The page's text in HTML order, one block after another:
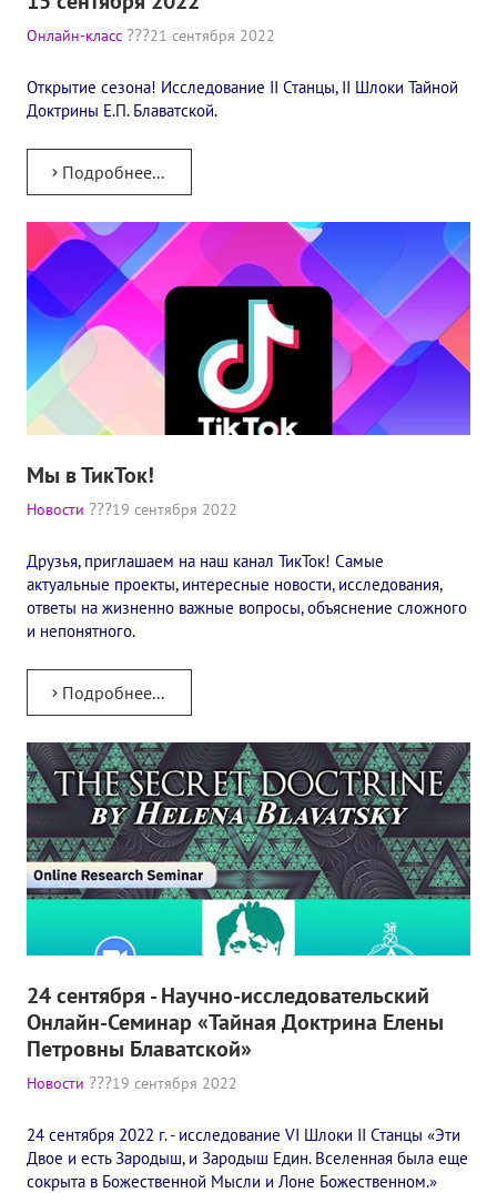
Конкурс городов России на право проведения
Олимпиада культуры под Знаменем Мира
МЕЖДУНАРОДНЫЙ ЦЕНТР ТЕОСОФИИ
ШКОЛА ТЕОСОФИИ
О школе Теософии
Открытая школа теософии
Фотоматериалы
Видео
Книги
Плейлист "Международный научно-исследовательский
Плейлист "«Тайная Доктрина» Класс онлайн изучения"
Плейлист "Выпуски рубрики «ТЕОСОФСКИЙ КВИЗИ»"
Пожертвовать денежные средства
Стать волонтером
Стать партнером
Онлайн-класс 21 сентября 2022
Открытие сезона! Исследование II Станцы, II Шлоки Тайной
Доктрины Е.П. Блаватской.
Подробнее...
Мы в ТикТок!
Новости 19 сентября 2022
Друзья, приглашаем на наш канал ТикТок! Самые
актуальные проекты, интересные новости, исследования,
ответы на жизненно важные вопросы, объяснение сложного
и непонятного.
Подробнее...
24 сентября - Научно-исследовательский
Онлайн-Семинар «Тайная Доктрина Елены
Петровны Блаватской»
Новости 19 сентября 2022
24 сентября 2022 г. - исследование VI Шлоки II Станцы «Эти
Двое и есть Зародыш, и Зародыш Един. Вселенная была еще
сокрыта в Божественной Мысли и Лоне Божественном.»